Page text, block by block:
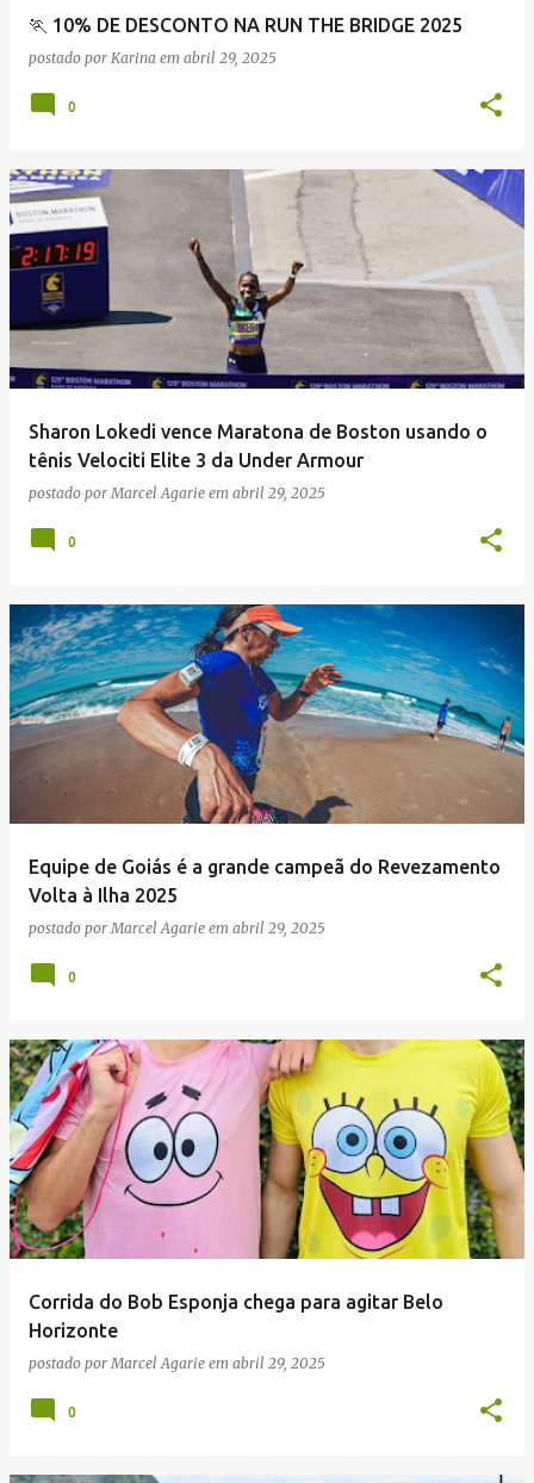
🏃 10% DE DESCONTO NA RUN THE BRIDGE 2025
postado por Karina em abril 29, 2025
0
Sharon Lokedi vence Maratona de Boston usando o
tênis Velociti Elite 3 da Under Armour
postado porMarcel Agarie em abril 29, 2025
0
Equipe de Goiás é a grande campeã do Revezamento
Volta à Ilha 2025
postado porMarcel Agarie em abril 29, 2025
0
Corrida do Bob Esponja chega para agitar Belo
Horizonte
postado porMarcel Agarie em abril 29, 2025
0